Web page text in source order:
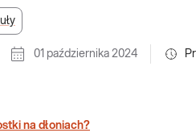
01 października 2024
na dłoniach?